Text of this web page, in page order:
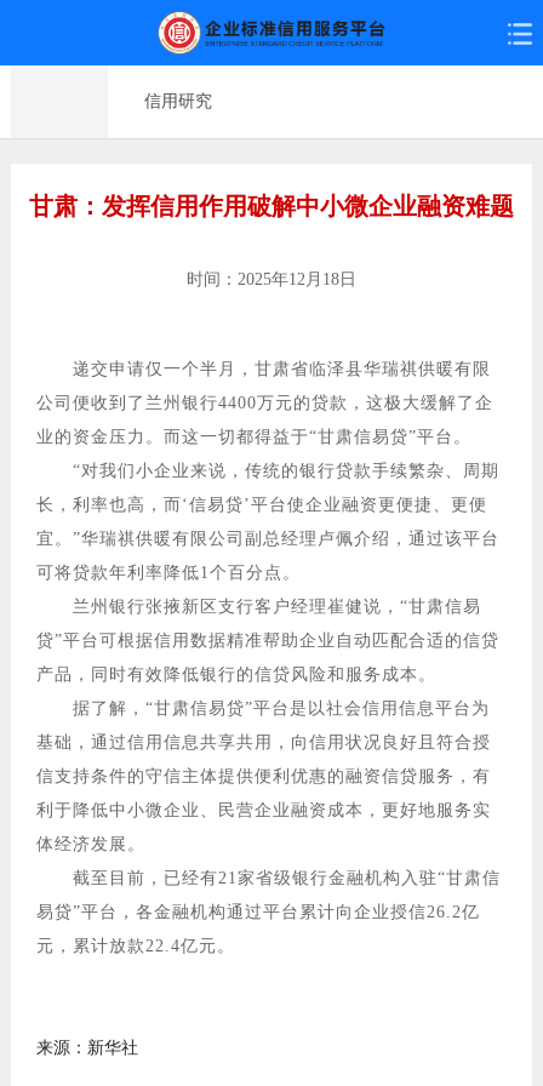
信用研究
甘肃：发挥信用作用破解中小微企业融资难题
时间：2025年12月18日
递交申请仅一个半月，甘肃省临泽县华瑞祺供暖有限
公司便收到了兰州银行4400万元的贷款，这极大缓解了企
业的资金压力。而这一切都得益于“甘肃信易贷”平台。
“对我们小企业来说，传统的银行贷款手续繁杂、周期
长，利率也高，而‘信易贷’平台使企业融资更便捷、更便
宜。”华瑞祺供暖有限公司副总经理卢佩介绍，通过该平台
可将贷款年利率降低1个百分点。
兰州银行张掖新区支行客户经理崔健说，“甘肃信易
贷”平台可根据信用数据精准帮助企业自动匹配合适的信贷
产品，同时有效降低银行的信贷风险和服务成本。
据了解，“甘肃信易贷”平台是以社会信用信息平台为
基础，通过信用信息共享共用，向信用状况良好且符合授
信支持条件的守信主体提供便利优惠的融资信贷服务，有
利于降低中小微企业、民营企业融资成本，更好地服务实
体经济发展。
截至目前，已经有21家省级银行金融机构入驻“甘肃信
易贷”平台，各金融机构通过平台累计向企业授信26.2亿
元，累计放款22.4亿元。
来源：新华社